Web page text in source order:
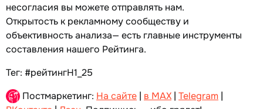
несогласия вы можете отправлять нам.
Открытость к рекламному сообществу и
объективность анализа— есть главные инструменты
составления нашего Рейтинга.
Тег: #рейтингH1_25
Постмаркетинг: На сайте | в MAX | Telegram |